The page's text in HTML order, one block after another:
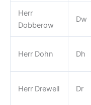
Herr
Dobberow
Dw
Herr Dohn Dh
Herr Drewell Dr